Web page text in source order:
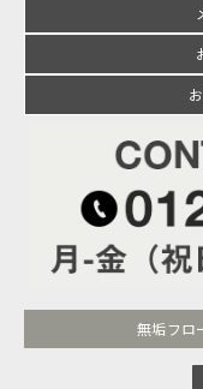
無垢フロ